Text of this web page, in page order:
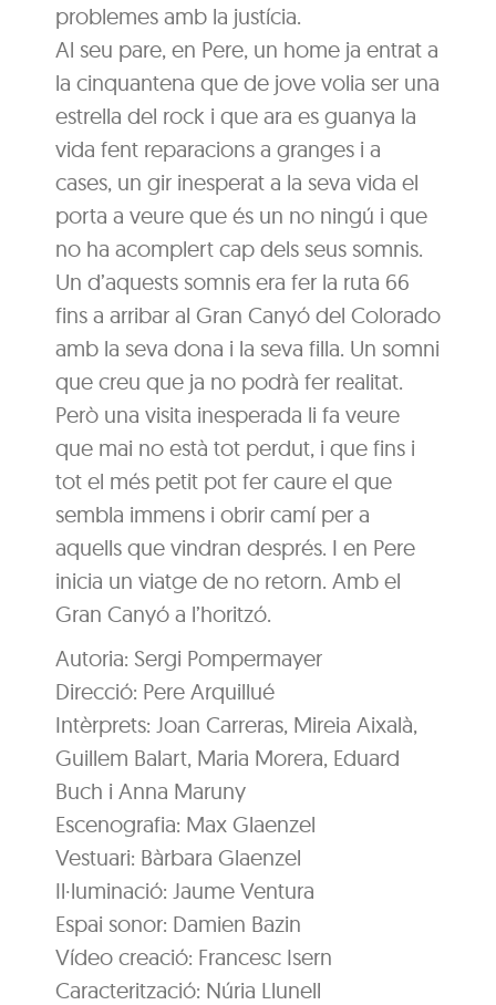
problemes amb la justícia.
Al seu pare, en Pere, un home ja entrat a
la cinquantena que de jove volia ser una
estrella del rock i que ara es guanya la
vida fent reparacions a granges i a
cases, un gir inesperat a la seva vida el
porta a veure que és un no ningú i que
no ha acomplert cap dels seus somnis.
Un d’aquests somnis era fer la ruta 66
fins a arribar al Gran Canyó del Colorado
amb la seva dona i la seva filla. Un somni
que creu que ja no podrà fer realitat.
Però una visita inesperada li fa veure
que mai no està tot perdut, i que fins i
tot el més petit pot fer caure el que
sembla immens i obrir camí per a
aquells que vindran després. I en Pere
inicia un viatge de no retorn. Amb el
Gran Canyó a l’horitzó.
Autoria: Sergi Pompermayer
Direcció: Pere Arquillué
Intèrprets: Joan Carreras, Mireia Aixalà,
Guillem Balart, Maria Morera, Eduard
Buch i Anna Maruny
Escenografia: Max Glaenzel
Vestuari: Bàrbara Glaenzel
Il·luminació: Jaume Ventura
Espai sonor: Damien Bazin
Vídeo creació: Francesc Isern
Caracterització: Núria Llunell